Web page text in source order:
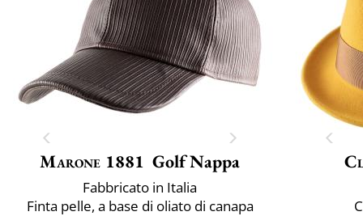
Marone 1881 Golf Nappa
Fabbricato in Italia
Finta pelle, a base di oliato di canapa